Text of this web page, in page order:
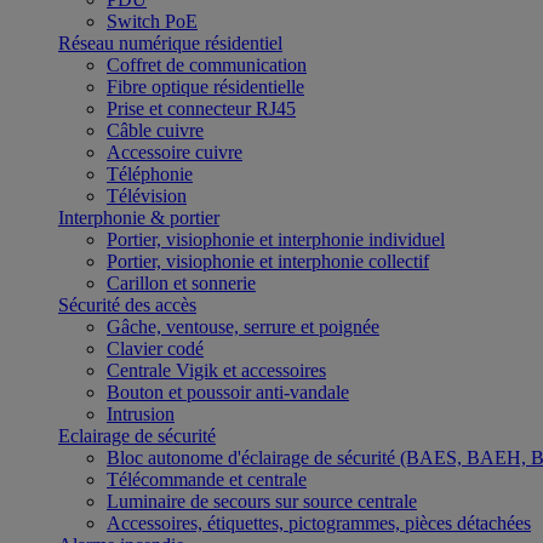
Switch PoE
Réseau numérique résidentiel
Coffret de communication
Fibre optique résidentielle
Prise et connecteur RJ45
Câble cuivre
Accessoire cuivre
Téléphonie
Télévision
Interphonie & portier
Portier, visiophonie et interphonie individuel
Portier, visiophonie et interphonie collectif
Carillon et sonnerie
Sécurité des accès
Gâche, ventouse, serrure et poignée
Clavier codé
Centrale Vigik et accessoires
Bouton et poussoir anti-vandale
Intrusion
Eclairage de sécurité
Bloc autonome d'éclairage de sécurité (BAES,
Télécommande et centrale
Luminaire de secours sur source centrale
Accessoires, étiquettes, pictogrammes, pièces détachées